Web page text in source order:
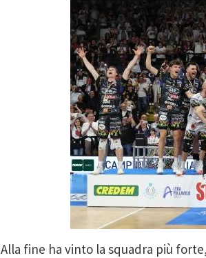
Alla fine ha vinto la squadra più